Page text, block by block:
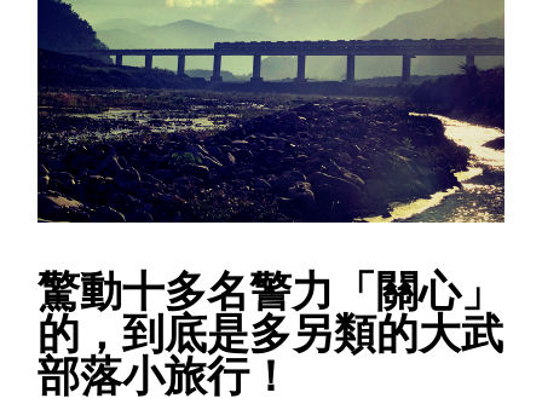
驚動十多名警力「關心」
的，到底是多另類的大武
部落小旅行！